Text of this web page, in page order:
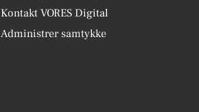
Kontakt VORES Digital
Administrer samtykke